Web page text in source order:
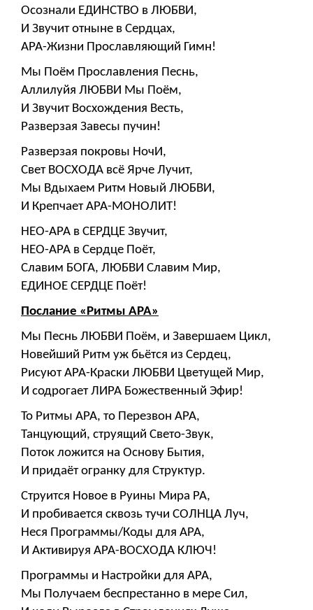
Осознали ЕДИНСТВО в ЛЮБВИ,
И Звучит отныне в Сердцах,
АРА-Жизни Прославляющий Гимн!
Мы Поём Прославления Песнь,
Аллилуйя ЛЮБВИ Мы Поём,
И Звучит Восхождения Весть,
Разверзая Завесы пучин!
Разверзая покровы НочИ,
Свет ВОСХОДА всё Ярче Лучит,
Мы Вдыхаем Ритм Новый ЛЮБВИ,
И Крепчает АРА-МОНОЛИТ!
НЕО-АРА в СЕРДЦЕ Звучит,
НЕО-АРА в Сердце Поёт,
Славим БОГА, ЛЮБВИ Славим Мир,
ЕДИНОЕ СЕРДЦЕ Поёт!
Послание «Ритмы АРА»
Мы Песнь ЛЮБВИ Поём, и Завершаем Цикл,
Новейший Ритм уж бьётся из Сердец,
Рисуют АРА-Краски ЛЮБВИ Цветущей Мир,
И содрогает ЛИРА Божественный Эфир!
То Ритмы АРА, то Перезвон АРА,
Танцующий, струящий Свето-Звук,
Поток ложится на Основу Бытия,
И придаёт огранку для Структур.
Струится Новое в Руины Мира РА,
И пробивается сквозь тучи СОЛНЦА Луч,
Неся Программы/Коды для АРА,
И Активируя АРА-ВОСХОДА КЛЮЧ!
Программы и Настройки для АРА,
Мы Получаем беспрестанно в мере Сил,